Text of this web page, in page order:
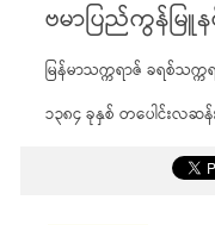
ဗမာပြည်ကွန်မြူ
မြန်မာသက္ကရာဇ် ခရစ်သက္က
၁၃၈၄ ခုနှစ် တပေါင်းလဆ